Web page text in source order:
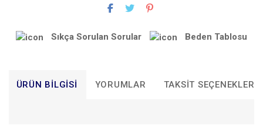
Sıkça Sorulan Sorular Beden Tablosu
ÜRÜN BILGISI YORUMLAR TAKSIT SEÇENEKLERI